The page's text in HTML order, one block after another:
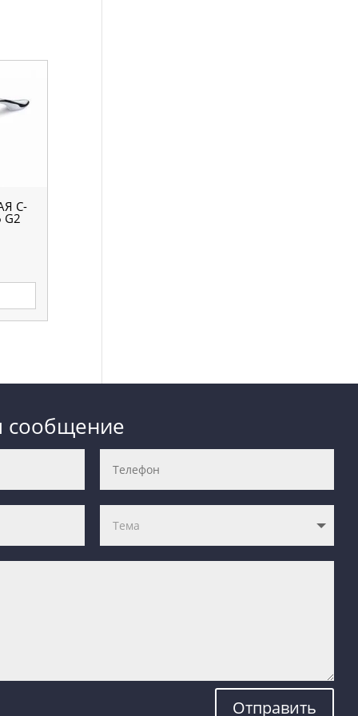
C-
G2
сообщение
Отправить